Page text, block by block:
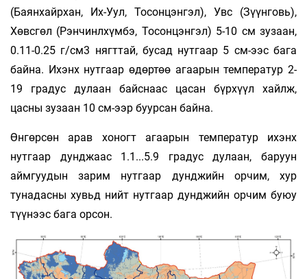
(Баянхайрхан, Их-Уул, Тосонцэнгэл), Увс (Зүүнговь),
Хөвсгөл (Рэнчинлхүмбэ, Тосонцэнгэл) 5-10 см зузаан,
0.11-0.25 г/см3 нягттай, бусад нутгаар 5 см-ээс бага
байна. Ихэнх нутгаар өдөртөө агаарын температур 2-
19 градус дулаан байснаас цасан бүрхүүл хайлж,
цасны зузаан 10 см-ээр буурсан байна.
Өнгөрсөн арав хоногт агаарын температур ихэнх
нутгаар дунджаас 1.1...5.9 градус дулаан, баруун
аймгуудын зарим нутгаар дунджийн орчим, хур
тунадасны хувьд нийт нутгаар дунджийн орчим буюу
түүнээс бага орсон.